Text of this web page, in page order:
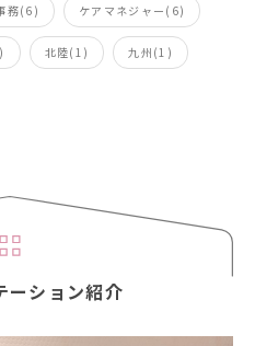
務(6) ケアマネジャー(6)
北陸(1) 九州(1)
ーション紹介